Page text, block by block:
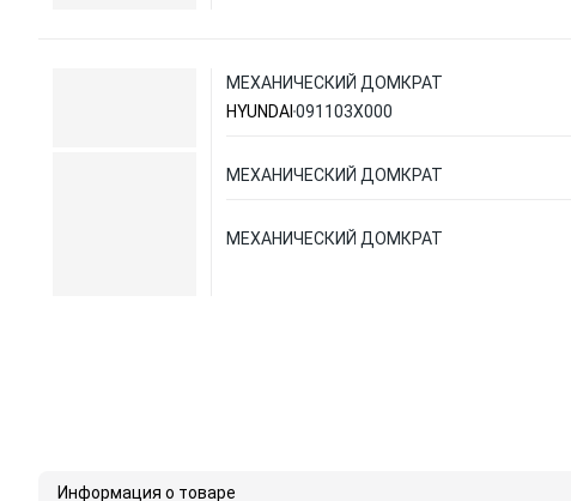
МЕХАНИЧЕСКИЙ ДОМКРАТ
HYUNDAI 091103X000
МЕХАНИЧЕСКИЙ ДОМКРАТ
МЕХАНИЧЕСКИЙ ДОМКРАТ
Информация о товаре